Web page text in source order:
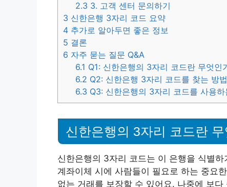
2.3 3. 고객 센터 문의하기
3 신한은행 3자리 코드 요약
4 추가로 알아두면 좋은 정보
5 결론
6 자주 묻는 질문 Q&A
6.1 Q1: 신한은행의 3자리 코드란 무엇인
6.2 Q2: 신한은행 3자리 코드를 찾는 방
6.3 Q3: 신한은행의 3자리 코드를 사용
신한은행의 3자리 코드란
신한은행의 3자리 코드는 이 은행을 식별
계좌이체 시에 사람들이 필요로 하는 중요
없는 거래를 보장할 수 있어요. 나중에 보